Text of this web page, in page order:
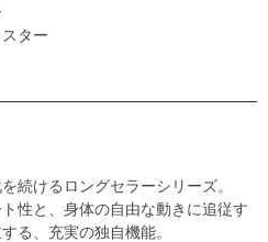
ター
続けるロングセラーシリーズ。
性と、身体の自由な動きに追従す
る、充実の独自機能。